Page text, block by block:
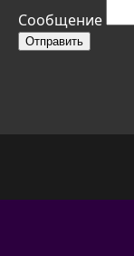
Сообщение
Отправить